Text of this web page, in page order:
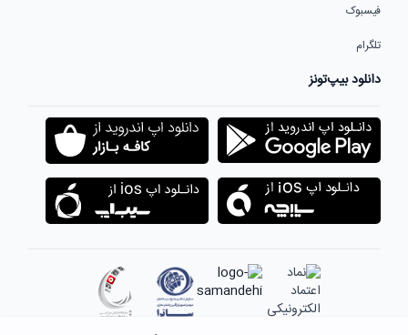
فیسبوک
تلگرام
دانلود بیپ‌تونز